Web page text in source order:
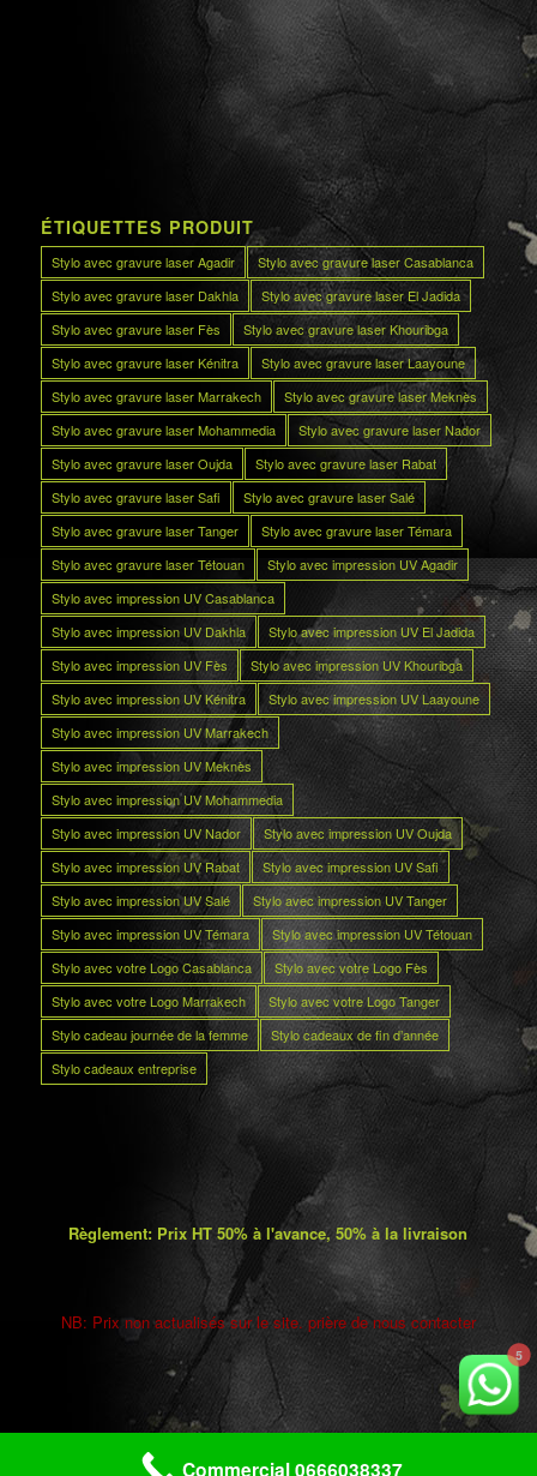
ÉTIQUETTES PRODUIT
Stylo avec gravure laser Agadir
Stylo avec gravure laser Casablanca
Stylo avec gravure laser Dakhla
Stylo avec gravure laser El Jadida
Stylo avec gravure laser Fès
Stylo avec gravure laser Khouribga
Stylo avec gravure laser Kénitra
Stylo avec gravure laser Laayoune
Stylo avec gravure laser Marrakech
Stylo avec gravure laser Meknès
Stylo avec gravure laser Mohammedia
Stylo avec gravure laser Nador
Stylo avec gravure laser Oujda
Stylo avec gravure laser Rabat
Stylo avec gravure laser Safi
Stylo avec gravure laser Salé
Stylo avec gravure laser Tanger
Stylo avec gravure laser Témara
Stylo avec gravure laser Tétouan
Stylo avec impression UV Agadir
Stylo avec impression UV Casablanca
Stylo avec impression UV Dakhla
Stylo avec impression UV El Jadida
Stylo avec impression UV Fès
Stylo avec impression UV Khouribga
Stylo avec impression UV Kénitra
Stylo avec impression UV Laayoune
Stylo avec impression UV Marrakech
Stylo avec impression UV Meknès
Stylo avec impression UV Mohammedia
Stylo avec impression UV Nador
Stylo avec impression UV Oujda
Stylo avec impression UV Rabat
Stylo avec impression UV Safi
Stylo avec impression UV Salé
Stylo avec impression UV Tanger
Stylo avec impression UV Témara
Stylo avec impression UV Tétouan
Stylo avec votre Logo Casablanca
Stylo avec votre Logo Fès
Stylo avec votre Logo Marrakech
Stylo avec votre Logo Tanger
Stylo cadeau journée de la femme
Stylo cadeaux de fin d’année
Stylo cadeaux entreprise
Règlement: Prix HT 50% à l'avance, 50% à la livraison
NB: Prix non actualisés sur le site. prière de nous contacter
5
Commercial 0666038337